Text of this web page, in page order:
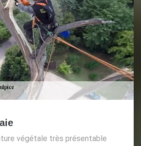
végétale très présentable